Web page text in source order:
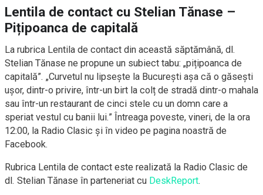
Lentila de contact cu Stelian Tănase –
Pițipoanca de capitală
La rubrica Lentila de contact din această săptămână, dl.
Stelian Tănase ne propune un subiect tabu: „pițipoanca de
capitală”. „Curvetul nu lipsește la București așa că o găsești
ușor, dintr-o privire, într-un birt la colț de stradă dintr-o mahala
sau într-un restaurant de cinci stele cu un domn care a
speriat vestul cu banii lui.” Întreaga poveste, vineri, de la ora
12:00, la Radio Clasic și în video pe pagina noastră de
Facebook.
Rubrica Lentila de contact este realizată la Radio Clasic de
dl. Stelian Tănase în parteneriat cu DeskReport.